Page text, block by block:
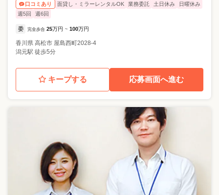
口コミあり
面貸し・ミラーレンタルOK 業務委託 土日休み
日曜休み
週5回
週6回
委 完全歩合 25万円 ~ 100万円
香川県 高松市 屋島西町2028-4
潟元駅 徒歩5分
キープする 応募画面へ進む